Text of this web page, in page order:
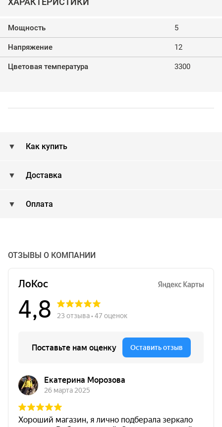
Мощность 5
Напряжение 12
Цветовая температура 3300
Как купить
Доставка
Оплата
ОТЗЫВЫ О КОМПАНИИ